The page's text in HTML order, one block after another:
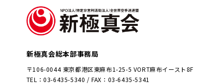
新極真会総本部事務局
〒106-0044 東京都港区東麻布1-25-5 VORT麻布イースト8F
TEL：03-6435-5340 / FAX：03-6435-5341